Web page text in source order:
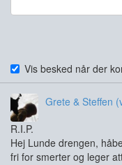
Vis besked når der
Grete & Steffen
R.I.P.
Hej Lunde drengen,
fri for smerter og leger